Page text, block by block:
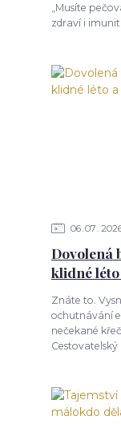
„Musíte
zdraví i
06 07
Dovolená
klidné
Znáte to.
ochutnávání
nečekané
Cestovatelský ...